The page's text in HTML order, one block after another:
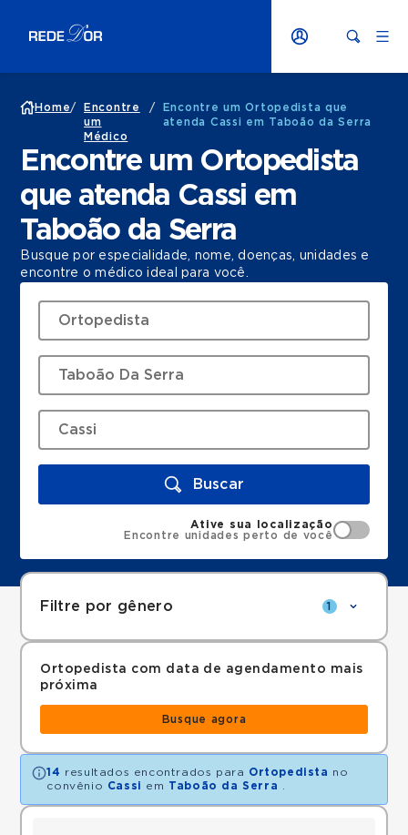
Home/
Encontre
um
Médico
/
Encontre um Ortopedista que
atenda Cassi em Taboão da Serra
Encontre um Ortopedista
que atenda Cassi em
Taboão da Serra
Busque por especialidade, nome, doenças, unidades e
encontre o médico ideal para você.
Buscar
Ative sua localização
Encontre unidades perto de você
Filtre por gênero 1
Ortopedista com data de agendamento mais
próxima
Busque agora
14 resultados encontrados para Ortopedista no
convênio Cassi em Taboão da Serra